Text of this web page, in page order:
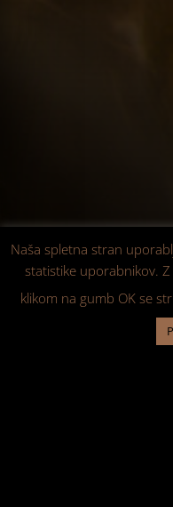
Naša spletna stran
statistike uporabnikov.
klikom na gumb OK se